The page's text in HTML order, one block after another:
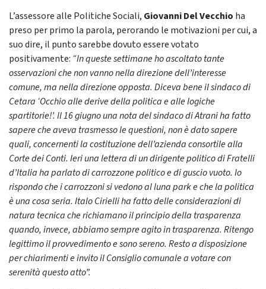
L’assessore alle Politiche Sociali, Giovanni Del Vecchio ha
preso per primo la parola, perorando le motivazioni per cui, a
suo dire, il punto sarebbe dovuto essere votato
positivamente: “In queste settimane ho ascoltato tante
osservazioni che non vanno nella direzione dell’interesse
comune, ma nella direzione opposta. Diceva bene il sindaco di
Cetara ‘Occhio alle derive della politica e alle logiche
spartitorie!’. Il 16 giugno una nota del sindaco di Atrani ha fatto
sapere che aveva trasmesso le questioni, non è dato sapere
quali, concernenti la costituzione dell’azienda consortile alla
Corte dei Conti. Ieri una lettera di un dirigente politico di Fratelli
d’Italia ha parlato di carrozzone politico e di guscio vuoto. Io
rispondo che i carrozzoni si vedono al luna park e che la politica
è una cosa seria. Italo Cirielli ha fatto delle considerazioni di
natura tecnica che richiamano il principio della trasparenza
quando, invece, abbiamo sempre agito in trasparenza. Ritengo
legittimo il provvedimento e sono sereno. Resto a disposizione
per chiarimenti e invito il Consiglio comunale a votare con
serenità questo atto”.